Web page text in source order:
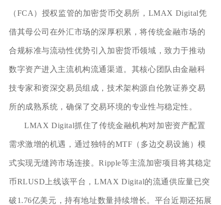
（FCA）授权监管的加密货币交易所，LMAX Digital凭
借其母公司在外汇市场的深厚积累，将传统金融市场的
合规标准与流动性优势引入加密货币领域，致力于推动
数字资产进入主流机构流通渠道。其核心团队由金融科
技专家和资深交易员组成，技术架构源自伦敦证券交易
所的成熟系统，确保了交易环境的专业性与稳定性。
LMAX Digital抓住了传统金融机构对加密资产配置
需求激增的机遇，通过独特的MTF（多边交易设施）模
式实现无缝跨市场连接。Ripple等主流加密项目将其稳定
币RLUSD上线该平台，LMAX Digital的流通供应量已突
破1.76亿美元，持有地址数量持续增长。平台近期还拓展